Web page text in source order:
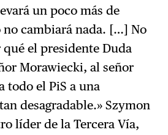
un poco más de
cambiará nada. […] No
el presidente Duda
Morawiecki, al señor
todo el PiS a una
desagradable.» Szymon
líder de la Tercera Vía,